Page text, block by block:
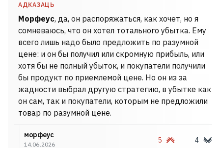
АДКАЗАЦЬ
Морфеус, да, он распоряжаться, как хочет, но я
сомневаюсь, что он хотел тотального убытка. Ему
всего лишь надо было предложить по разумной
цене: и он бы получил или скромную прибыль, или
хотя бы не полный убыток, и покупатели получили
бы продукт по приемлемой цене. Но он из за
жадности выбрал другую стратегию, в убытке как
он сам, так и покупатели, которым не предложили
товар по разумной цене.
морфеус
14.06.2026 5 4